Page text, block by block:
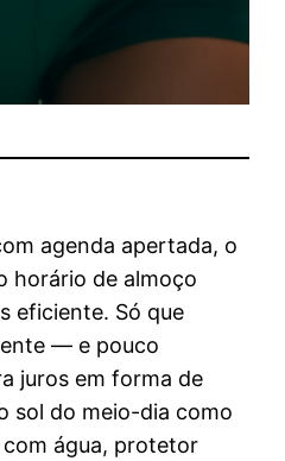
agenda apertada, o
horário de almoço
eficiente. Só que
— e pouco
juros em forma de
sol do meio-dia como
água, protetor